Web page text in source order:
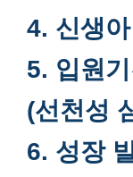
여성 요
CAPA
4. 신생
5. 입원
(선천성
6. 성장